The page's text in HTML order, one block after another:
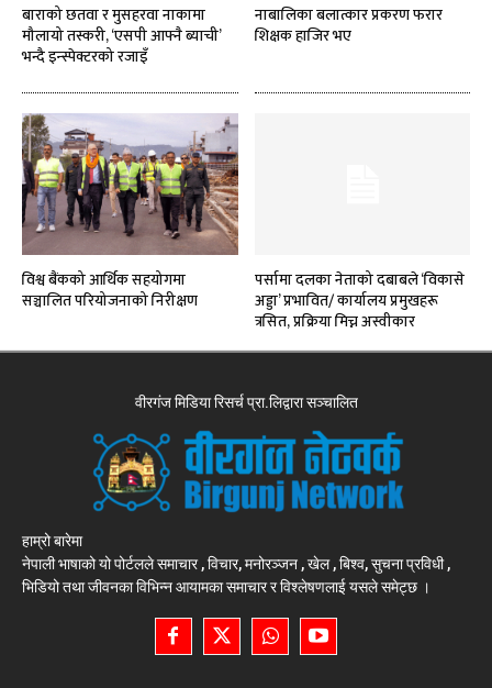
बाराको छतवा र मुसहरवा नाकामा
मौलायो तस्करी, ‘एसपी आफ्नै ब्याची’
भन्दै इन्स्पेक्टरको रजाइँ
नाबालिका बलात्कार प्रकरण फरार
शिक्षक हाजिर भए
विश्व बैंकको आर्थिक सहयोगमा
सञ्चालित परियोजनाको निरीक्षण
पर्सामा दलका नेताको दबाबले ‘विकासे
अड्डा’ प्रभावित/ कार्यालय प्रमुखहरू
त्रसित, प्रक्रिया मिच्न अस्वीकार
वीरगंज मिडिया रिसर्च प्रा.लिद्वारा सञ्चालित
हाम्रो बारेमा
नेपाली भाषाको यो पोर्टलले समाचार , विचार, मनोरञ्जन , खेल , बिश्व, सुचना प्रविधी ,
भिडियो तथा जीवनका विभिन्न आयामका समाचार र विश्लेषणलाई यसले समेट्छ ।